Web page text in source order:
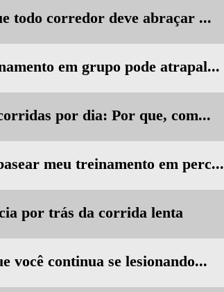
todo corredor deve abraçar ...
em grupo pode atrapal...
por dia: Por que, com...
meu treinamento em perc...
por trás da corrida lenta
você continua se lesionando...